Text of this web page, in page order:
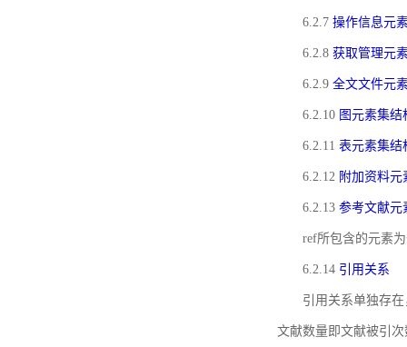
6.2.7 操作信息元
6.2.8 获取管理元
6.2.9 全文文件元
6.2.10 图元素集结
6.2.11 表元素集结
6.2.12 附加资料元
6.2.13 参考文献元
ref所包含的元素
6.2.14 引用关系
引用关系单独存
文献数量即文献被引